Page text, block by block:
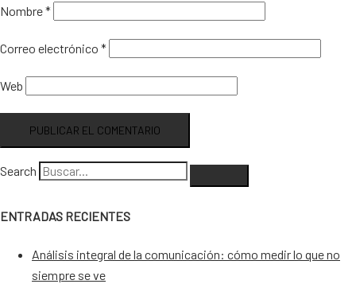
Nombre*
Correo electrónico *
Web
Search
ENTRADAS RECIENTES
Análisis integral de la comunicación: cómo medir lo que no
siempre se ve